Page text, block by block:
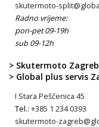
skutermoto-
Radno vrijeme:
pon-pet 09-19h
sub 09-12h
> Skutermoto Zagreb
> Global plus servis
I Stara Peščenica 45
Tel.: +385 1 234 0393
skutermoto-